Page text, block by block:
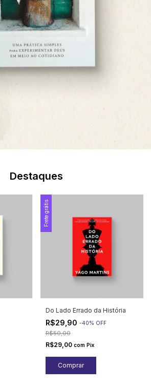
Destaques
Frete grátis
Do Lado Errado da História
R$29,90 -40% OFF
R$50,00
R$29,00 com Pix